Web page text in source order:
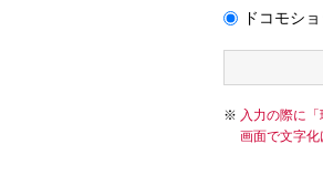
ドコモシ
入力の際に
画面で文字化